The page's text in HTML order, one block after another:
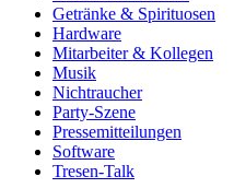
Getränke & Spirituosen
Hardware
Mitarbeiter & Kollegen
Musik
Nichtraucher
Party-Szene
Pressemitteilungen
Software
Tresen-Talk